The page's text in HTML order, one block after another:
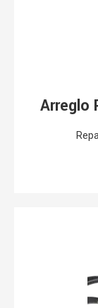
Arreglo